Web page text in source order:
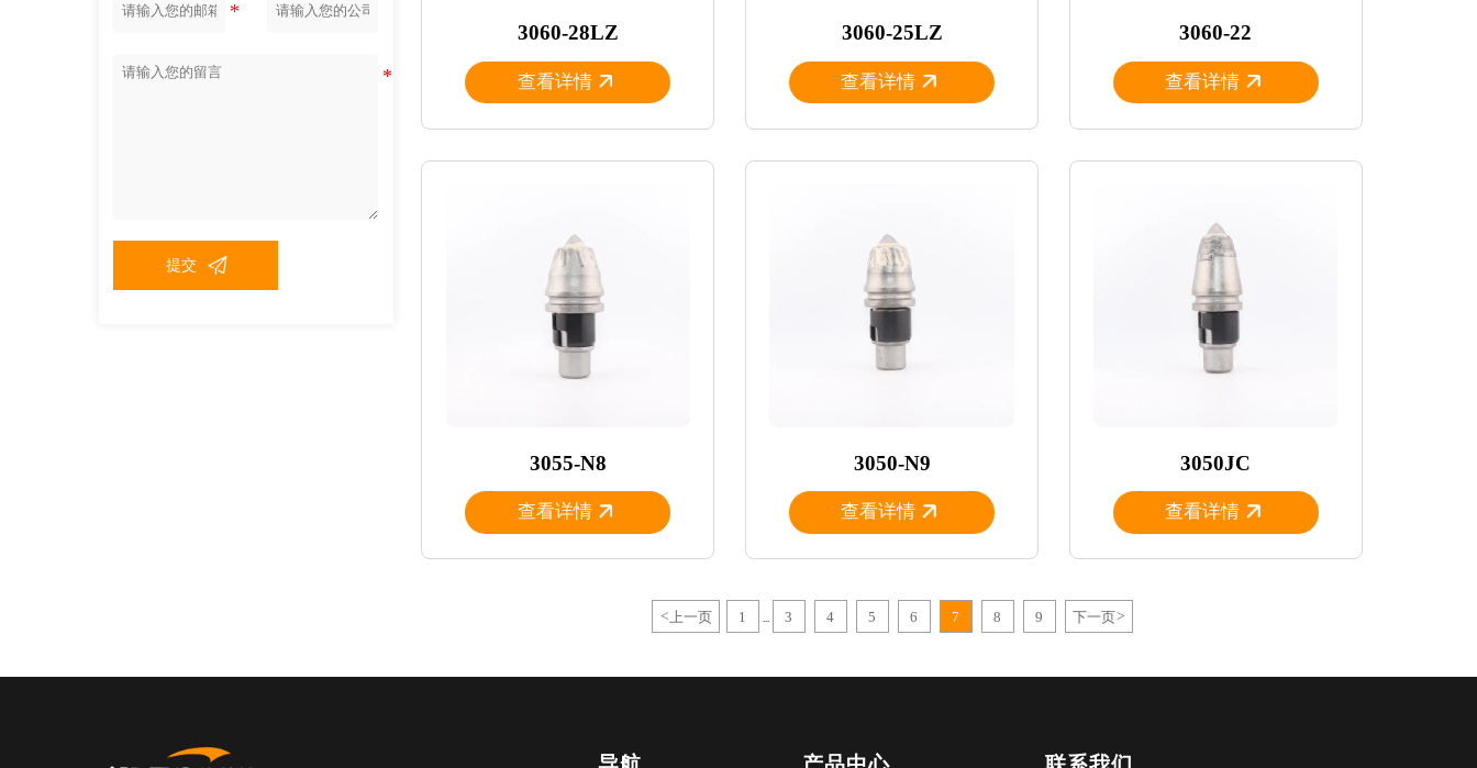
提交 
3060-28LZ
查看详情
3060-25LZ
查看详情
3060-22
查看详情
3055-N8
查看详情
3050-N9
查看详情
3050JC
查看详情
< 上一页 1 3 4 5 6 7 8 9 下一页>